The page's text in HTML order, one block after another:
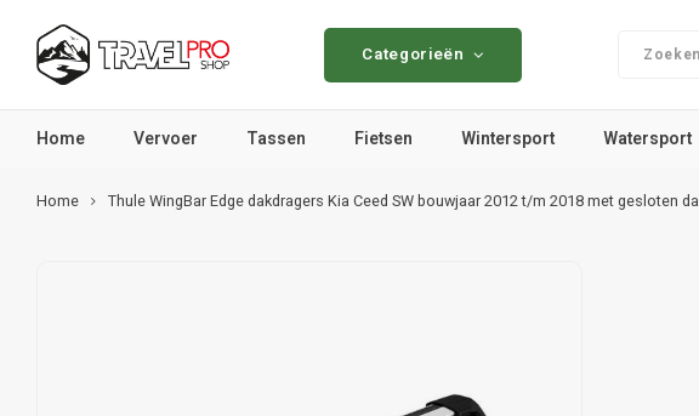
Categorieën
Home Vervoer Tassen Fietsen Wintersport Watersport
Home Thule WingBar Edge dakdragers Kia Ceed SW bouwjaar 2012 t/m 2018 met gesloten